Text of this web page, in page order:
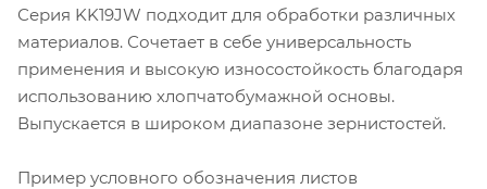
Серия KK19JW подходит для обработки различных
материалов. Сочетает в себе универсальность
применения и высокую износостойкость благодаря
использованию хлопчатобумажной основы.
Выпускается в широком диапазоне зернистостей.
Пример условного обозначения листов